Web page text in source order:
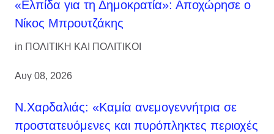
«Ελπίδα για τη Δημοκρατία»: Αποχώρησε ο
Νίκος Μπρουτζάκης
in ΠΟΛΙΤΙΚΗ ΚΑΙ ΠΟΛΙΤΙΚΟΙ
Αυγ 08, 2026
Ν.Χαρδαλιάς: «Καμία ανεμογεννήτρια σε
προστατευόμενες και πυρόπληκτες περιοχές